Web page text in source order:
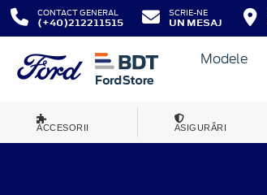
CONTACT GENERAL
(+40)212211515
SCRIE-NE
UN MESAJ
Modele
ACCESORII ASIGURĂRI